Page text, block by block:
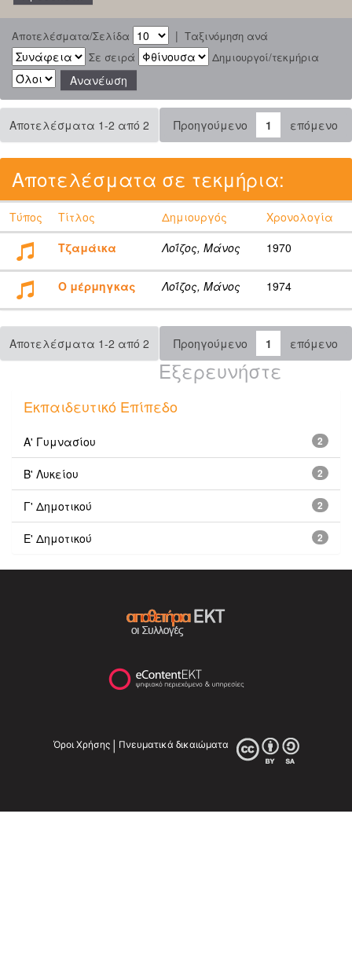
Αποτελέσματα/Σελίδα | Ταξινόμηση ανά
Σε σειρά
Δημιουργοί/τεκμήρια
Αποτελέσματα 1-2 από 2 Προηγούμενο 1 επόμενο
Αποτελέσματα σε τεκμήρια:
Τύπος Τίτλος Δημιουργός
Χρονολογία
Τζαμάικα
Λοΐζος, Μάνος 1970
Ο μέρμηγκας Λοΐζος, Μάνος 1974
Αποτελέσματα 1-2 από 2 Προηγούμενο 1 επόμενο
Εξερευνήστε
Εκπαιδευτικό Επίπεδο
2
Α' Γυμνασίου
2
Β' Λυκείου
2
Γ' Δημοτικού
2
Ε' Δημοτικού